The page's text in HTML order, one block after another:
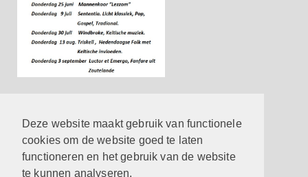
Deze website maakt gebruik van functionele
cookies om de website goed te laten
functioneren en het gebruik van de website
te kunnen analyseren.
Hier vind je de belangrijkste contactgegevens
meer
Reageren op een eredienst